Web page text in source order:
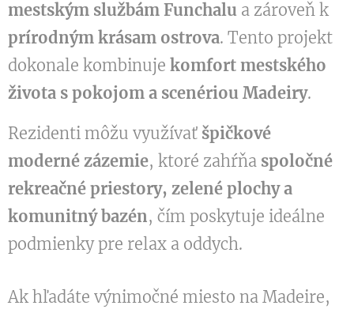
mestským službám Funchalu a zároveň k
prírodným krásam ostrova. Tento projekt
dokonale kombinuje komfort mestského
života s pokojom a scenériou Madeiry.
Rezidenti môžu využívať špičkové
moderné zázemie, ktoré zahŕňa spoločné
rekreačné priestory, zelené plochy a
komunitný bazén, čím poskytuje ideálne
podmienky pre relax a oddych.
Ak hľadáte výnimočné miesto na Madeire,